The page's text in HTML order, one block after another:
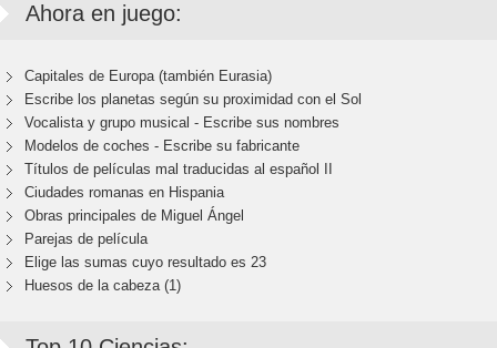
Ahora en juego:
Capitales de Europa (también Eurasia)
Escribe los planetas según su proximidad con el Sol
Vocalista y grupo musical - Escribe sus nombres
Modelos de coches - Escribe su fabricante
Títulos de películas mal traducidas al español II
Ciudades romanas en Hispania
Obras principales de Miguel Ángel
Parejas de película
Elige las sumas cuyo resultado es 23
Huesos de la cabeza (1)